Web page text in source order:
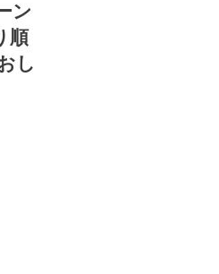
ン
順
し